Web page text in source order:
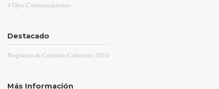
4 Ojos Comunicaciones
Destacado
Propuesta de Contrato Colectivo 2014
Más Información